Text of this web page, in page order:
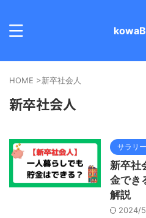
HOME >新卒社会人
新卒社会人
サラリ
新卒社
金でき
解説
2024/